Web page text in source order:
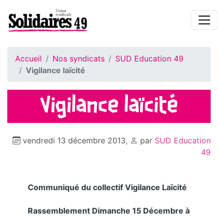
Accueil Nos syndicats
SUD Education 49
Vigilance laïcité
Vigilance laïcité
vendredi 13 décembre 2013, par SUD Education
49
Communiqué du collectif Vigilance Laïcité
Rassemblement Dimanche 15 Décembre à